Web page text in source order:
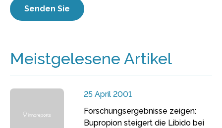
Meistgelesene Artikel
25 April 2001
Forschungsergebnisse zeigen:
Bupropion steigert die Libido bei